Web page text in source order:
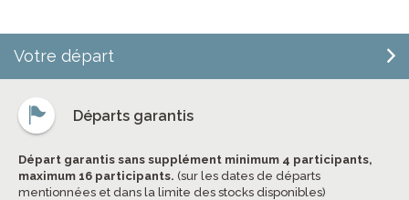
Votre départ
Départs garantis
Départ garantis sans supplément minimum 4 participants,
maximum 16 participants. (sur les dates de départs
mentionnées et dans la limite des stocks disponibles)